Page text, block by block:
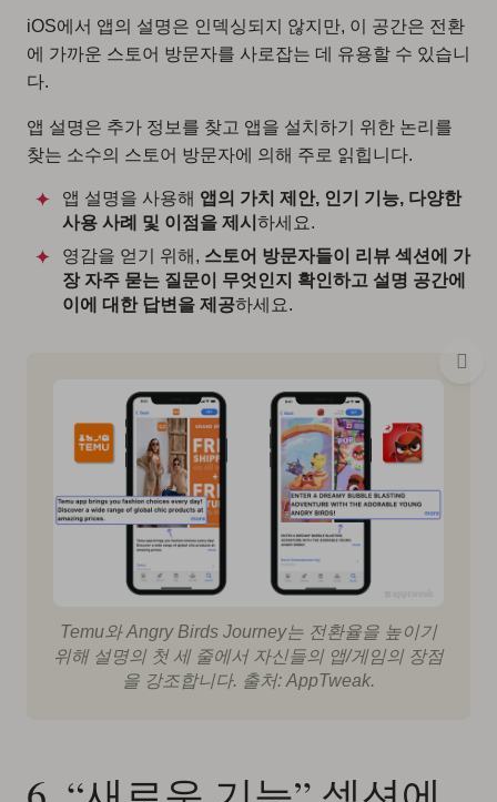
iOS에서 앱의 설명은 인덱싱되지 않지만, 이 공간은 전환
에 가까운 스토어 방문자를 사로잡는 데 유용할 수 있습니
다.
앱 설명은 추가 정보를 찾고 앱을 설치하기 위한 논리를
찾는 소수의 스토어 방문자에 의해 주로 읽힙니다.
앱 설명을 사용해 앱의 가치 제안, 인기 기능, 다양한
사용 사례 및 이점을 제시 하세요.
영감을 얻기 위해, 스토어 방문자들이 리뷰 섹션에 가
장 자주 묻는 질문이 무엇인지 확인하고 설명 공간에
이에 대한 답변을 제공하세요.
Temu와 Angry Birds Journey는 전환율을 높이기
위해 설명의 첫 세 줄에서 자신들의 앱/게임의 장점
을 강조합니다. 출처: AppTweak.